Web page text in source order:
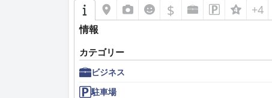
$ +4
情報
カテゴリー
ビジネス
駐車場